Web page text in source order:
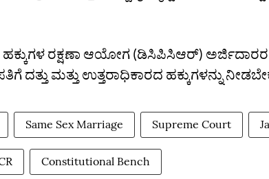
ರಕ್ಷಣಾ ಆಯೋಗ (ಡಿಸಿಪಿಸಿಆರ್‌) ಅರ್ಜಿದಾರರ
ದತ್ತು ಮತ್ತು ಉತ್ತರಾಧಿಕಾರದ ಹಕ್ಕುಗಳನ್ನು
Same Sex Marriage Supreme Court
Constitutional Bench